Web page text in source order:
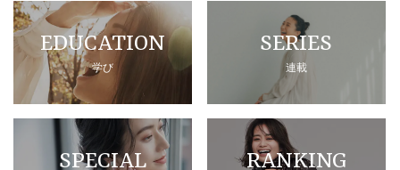
EDUCATION
学び
SERIES
連載
SPECIAL RANKING